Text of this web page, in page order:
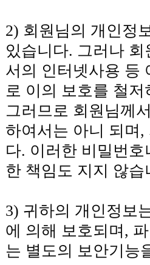
2) 회원님의 개인정
있습니다. 그러나
서의 인터넷사용 등
로 이의 보호를 철
그러므로 회원님께
하여서는 아니 되며
다. 이러한 비밀번
한 책임도 지지 않습
3) 귀하의 개인정보
에 의해 보호되며,
는 별도의 보안기능